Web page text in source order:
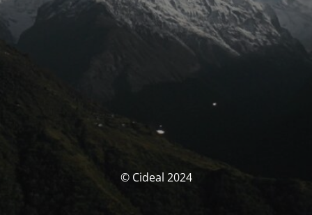
© Cideal 2024